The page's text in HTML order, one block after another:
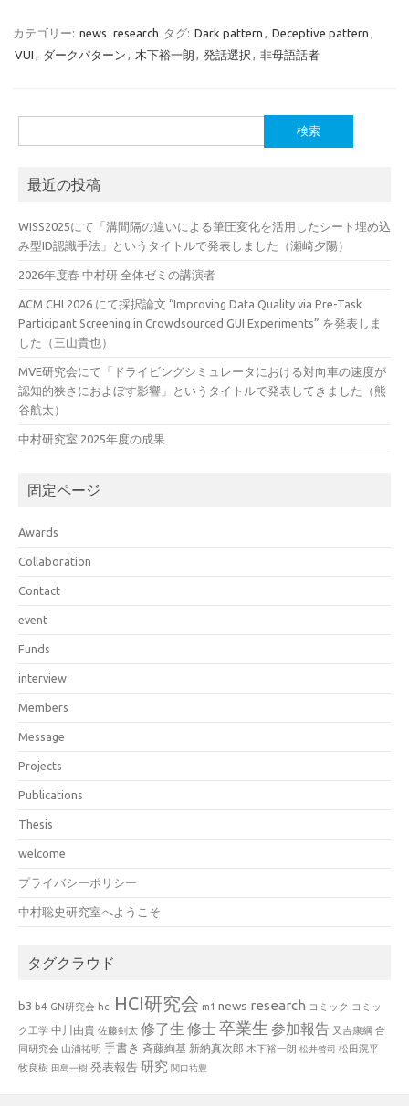
カテゴリー: news research タグ: Dark pattern , Deceptive pattern ,
VUI , ダークパターン , 木下裕一朗 , 発話選択 , 非母語話者
索:
最近の投稿
WISS2025にて「溝間隔の違いによる筆圧変化を活用したシート埋め込
み型ID認識手法」というタイトルで発表しました（瀬崎夕陽）
2026年度春 中村研 全体ゼミの講演者
ACM CHI 2026 にて採択論文 “Improving Data Quality via Pre-Task
Participant Screening in Crowdsourced GUI Experiments” を発表しま
した（三山貴也）
MVE研究会にて「ドライビングシミュレータにおける対向車の速度が
認知的狭さにおよぼす影響」というタイトルで発表してきました（熊
谷航太）
中村研究室 2025年度の成果
固定ページ
Awards
Collaboration
Contact
event
Funds
interview
Members
Message
Projects
Publications
Thesis
welcome
プライバシーポリシー
中村聡史研究室へようこそ
タグクラウド
b3 b4 GN研究会 hci HCI研究会 m1 news research コミック コミッ
ク工学 中川由貴 佐藤剣太 修了生 修士卒業生 参加報告 又吉康綱 合
同研究会 山浦祐明 手書き 斉藤絢基 新納真次郎 木下裕一朗 松井啓司 松田滉平
牧良樹 田島一樹 発表報告 研究 関口祐豊